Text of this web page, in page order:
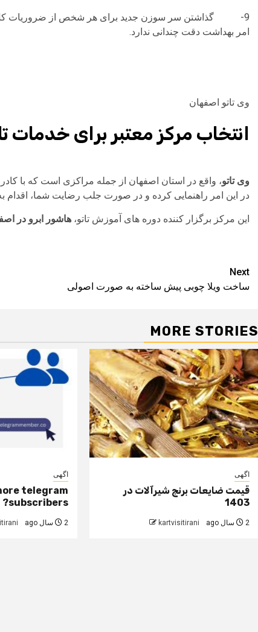
9- گذاشتن سر سوزن جدید برای هر شخص از ضروریات کار
امر بهداشت دقت چندانی ندارد.
وی تاتو اصفهان
انتخاب مرکز معتبر برای خدمات
وی تاتو، واقع در استان اصفهان از جمله مراکزی است که با
در این امر راهنمایی کرده و در صورت جلب رضایت شما، اقدام
این مرکز برگزار کننده دوره های آموزش تاتو، هاشور ابرو در
Post
navigation
Next
ساخت ویلا چوبی پیش ساخته به صورت اصولی
MORE STORIES
اگهی
قیمت ضایعات برنج شیرآلات در
1403
2 سال ago kartvisitirani
اگهی
telegram
subscribers?
2 سال ago